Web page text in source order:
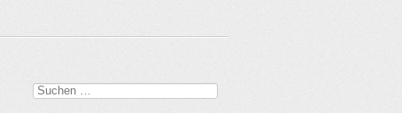
Suchen
nach: